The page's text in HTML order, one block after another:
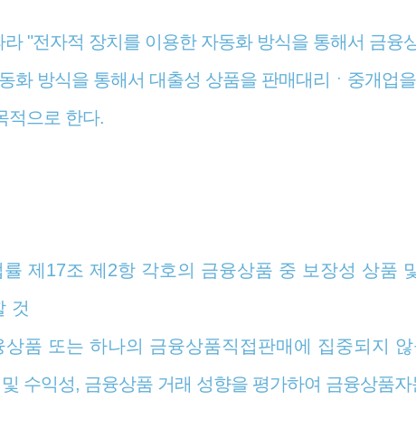
"전자적 장치를 이용한 자동화 방식을 통해서 금융
화 방식을 통해서 대출성 상품을 판매대리ㆍ중개업
적으로 한다.
제17조 제2항 각호의 금융상품 중 보장성 상품
것
품 또는 하나의 금융상품직접판매에 집중되지 않
수익성, 금융상품 거래 성향을 평가하여 금융상품